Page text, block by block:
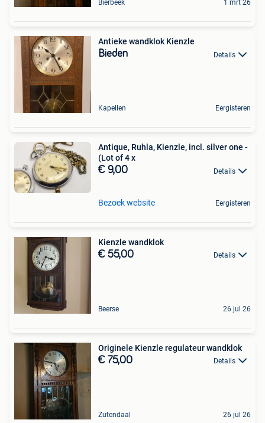
Bierbeek 1 mrt 26
Antieke wandklok Kienzle
Bieden Details
Kapellen Eergisteren
Antique, Ruhla, Kienzle, incl. silver one -
(Lot of 4 x
€ 9,00 Details
Bezoek website Eergisteren
Kienzle wandklok
€ 55,00 Details
Beerse 26 jul 26
Originele Kienzle regulateur wandklok
€ 75,00 Details
Zutendaal 26 jul 26